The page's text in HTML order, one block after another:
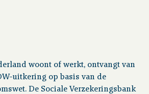
woont of werkt, ontvangt van
uitkering op basis van de
De Sociale Verzekeringsbank